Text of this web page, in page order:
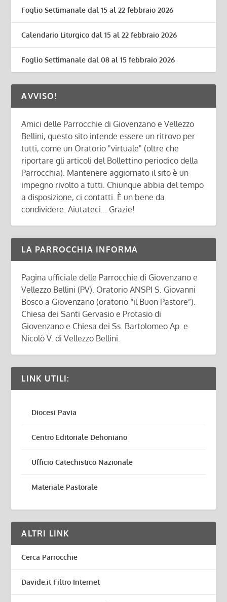
Foglio Settimanale dal 15 al 22 febbraio 2026
Calendario Liturgico dal 15 al 22 febbraio 2026
Foglio Settimanale dal 08 al 15 febbraio 2026
AVVISO!
Amici delle Parrocchie di Giovenzano e Vellezzo
Bellini, questo sito intende essere un ritrovo per
tutti, come un Oratorio "virtuale" (oltre che
riportare gli articoli del Bollettino periodico della
Parrocchia). Mantenere aggiornato il sito è un
impegno rivolto a tutti. Chiunque abbia del tempo
a disposizione, ci contatti. È un bene da
condividere. Aiutateci... Grazie!
LA PARROCCHIA INFORMA
Pagina ufficiale delle Parrocchie di Giovenzano e
Vellezzo Bellini (PV). Oratorio ANSPI S. Giovanni
Bosco a Giovenzano (oratorio “il Buon Pastore”).
Chiesa dei Santi Gervasio e Protasio di
Giovenzano e Chiesa dei Ss. Bartolomeo Ap. e
Nicolò V. di Vellezzo Bellini.
LINK UTILI:
Diocesi Pavia
Centro Editoriale Dehoniano
Ufficio Catechistico Nazionale
Materiale Pastorale
ALTRI LINK
Cerca Parrocchie
Davide.it Filtro Internet